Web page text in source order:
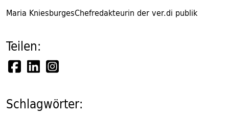
Maria KniesburgesChefredakteurin der ver.di publik
Teilen:
Schlagwörter: